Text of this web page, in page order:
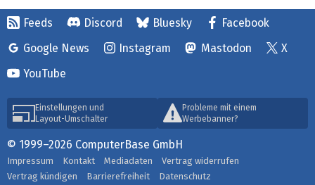
Feeds Discord Bluesky
Facebook
Google News
Instagram Mastodon
X
YouTube
Einstellungen und
Layout-Umschalter
Probleme mit einem
Werbebanner?
© 1999–2026 ComputerBase GmbH
Impressum Kontakt Mediadaten
Vertrag widerrufen
Vertrag kündigen
Barrierefreiheit Datenschutz